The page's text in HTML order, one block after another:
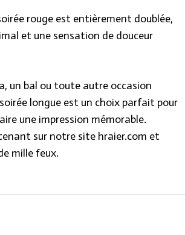
rouge est entièrement doublée,
et une sensation de douceur
un bal ou toute autre occasion
longue est un choix parfait pour
une impression mémorable.
sur notre site hraier.com et
mille feux.